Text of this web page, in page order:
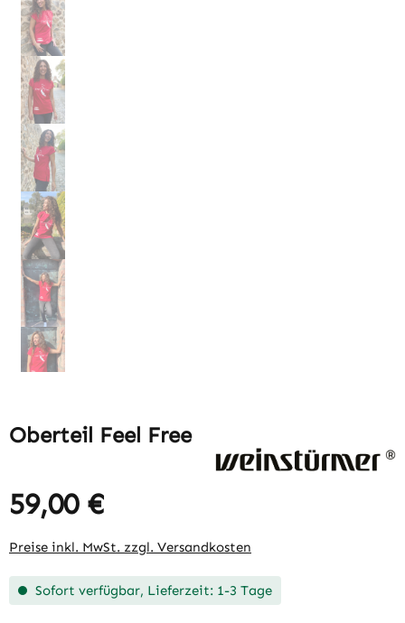
Oberteil Feel Free
Regulärer Preis:
59,00 €
Preise inkl. MwSt. zzgl. Versandkosten
Sofort verfügbar, Lieferzeit: 1-3 Tage